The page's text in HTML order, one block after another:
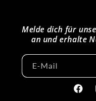
Melde dich für
an und erhalte
E-Mail